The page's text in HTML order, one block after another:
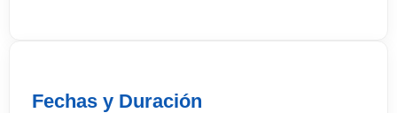
Fechas y Duración